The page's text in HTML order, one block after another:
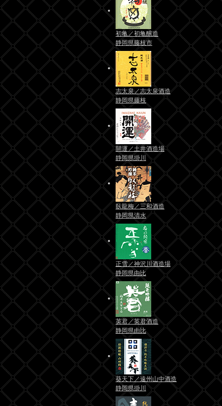
初亀／初亀醸造
静岡県藤枝市
志太泉／志太泉酒造
静岡県藤枝
開運／土井酒造場
静岡県掛川
臥龍梅／三和酒造
静岡県清水
正雪／神沢川酒造場
静岡県由比
英君／英君酒造
静岡県由比
葵天下／遠州山中酒造
静岡県掛川